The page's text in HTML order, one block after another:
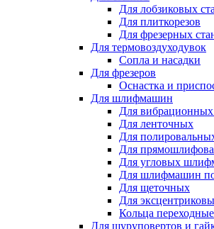
Для лобзиковых
Для плиткорезов
Для фрезерных
Для термовоздуходувок
Сопла и насадки
Для фрезеров
Оснастка и
Для шлифмашин
Для
Для ленточных
Для
Для
Для угловых
Для шлифмашин
Для щеточных
Для
Кольца переходные
Для шуруповертов и